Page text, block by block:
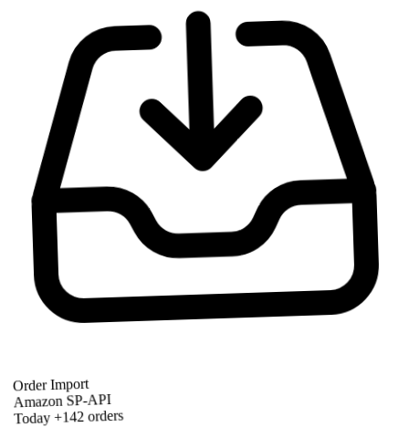
Order Import
Amazon SP-API
Today +142 orders